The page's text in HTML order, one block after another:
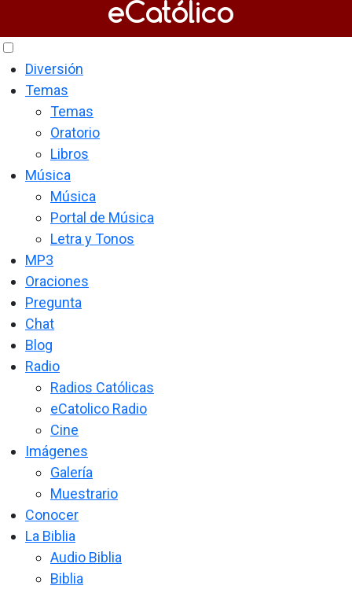
Diversión
Temas
Temas
Oratorio
Libros
Música
Música
Portal de Música
Letra y Tonos
MP3
Oraciones
Pregunta
Chat
Blog
Radio
Radios Católicas
eCatolico Radio
Cine
Imágenes
Galería
Muestrario
Conocer
La Biblia
Audio Biblia
Biblia